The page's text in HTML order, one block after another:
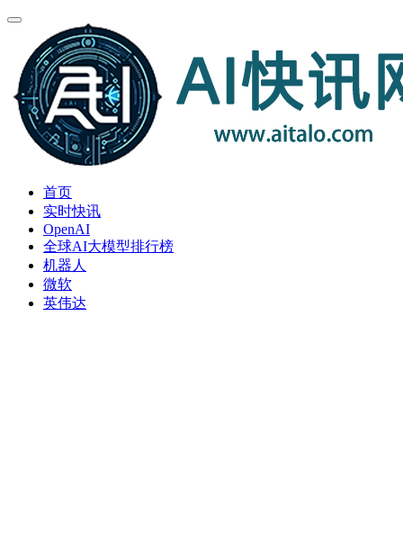
首页
实时快讯
OpenAI
全球AI大模型排行榜
机器人
微软
英伟达